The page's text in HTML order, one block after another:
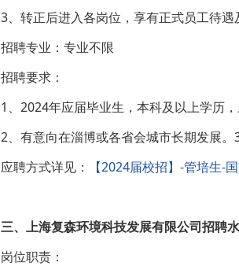
3、转正后进入各岗位，享有正式员工待遇
招聘专业：专业不限
招聘要求：
1、2024年应届毕业生，本科及以上学历，
2、有意向在淄博或各省会城市长期发展。
应聘方式详见：
【2024届校招】-管培生-
三、上海复森环境科技发展有限公司招聘
岗位职责：